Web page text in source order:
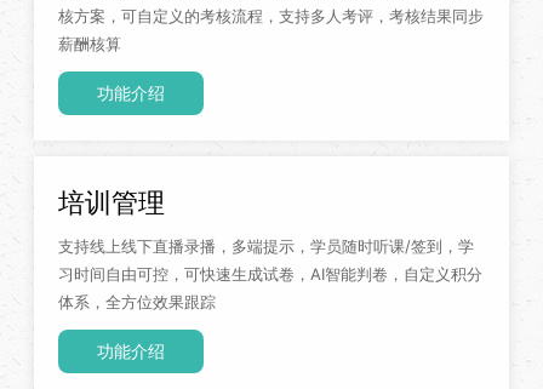
核方案，可自定义的考核流程，支持多人考评，考核结果同步
薪酬核算
功能介绍
培训管理
支持线上线下直播录播，多端提示，学员随时听课/签到，学
习时间自由可控，可快速生成试卷，AI智能判卷，自定义积分
体系，全方位效果跟踪
功能介绍